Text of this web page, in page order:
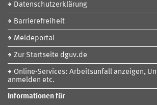
Datenschutzerklärung
Barrierefreiheit
Meldeportal
Zur Startseite dguv.de
Online-Services: Arbeitsunfall anzeigen,
anmelden etc.
Informationen für